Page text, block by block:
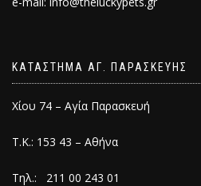
ΚΑΤΑΣΤΗΜΑ ΑΓ. ΠΑΡΑΣΚΕΥΗΣ
Χίου 74 – Αγία Παρασκευή
Τ.Κ.: 153 43 – Αθήνα
Τηλ.: 211 00 243 01